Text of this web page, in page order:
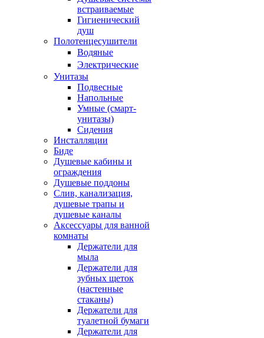
встраиваемые
Гигиенический
душ
Полотенцесушители
ㅤВодяные
ㅤЭлектрические
Унитазы
Подвесные
Напольные
Умные (смарт-
унитазы)
Сидения
Инсталляции
Биде
Душевые кабины и
ограждения
Душевые поддоны
Слив, канализация,
душевые трапы и
душевые каналы
Аксессуары для ванной
комнаты
Держатели для
мыла
Держатели для
зубных щеток
(настенные
стаканы)
Держатели для
туалетной бумаги
Держатели для